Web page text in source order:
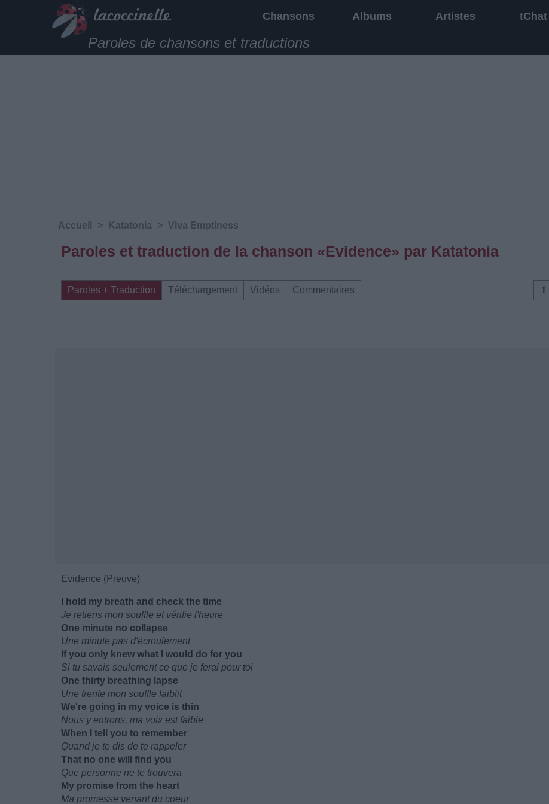
Chansons Albums Artistes tChat
Paroles de chansons et traductions
Accueil > Katatonia > Viva Emptiness
Paroles et traduction de la chanson «Evidence» par Katatonia
⇑
Paroles + Traduction Téléchargement Vidéos Commentaires
Evidence (Preuve)
I hold my breath and check the time
Je retiens mon souffle et vérifie l'heure
One minute no collapse
Une minute pas d'écroulement
If you only knew what I would do for you
Si tu savais seulement ce que je ferai pour toi
One thirty breathing lapse
Une trente mon souffle faiblit
We're going in my voice is thin
Nous y entrons, ma voix est faible
When I tell you to remember
Quand je te dis de te rappeler
That no one will find you
Que personne ne te trouvera
My promise from the heart
Ma promesse venant du coeur